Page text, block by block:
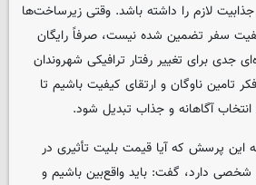
لازم را داشته باشد. وقتی زیرساخت‌ها
سفر تضمین شده نیست، صرفاً رایگان
جدی برای تغییر رفتار ترافیکی شهروندان
فکر تامین ناوگان و ارتقای کیفیت باشیم تا
آگاهانه و جذاب تبدیل شود.
پرسش که آیا قیمت بلیت تأثیری در
دارد، گفت: باید واقع‌بین باشیم و